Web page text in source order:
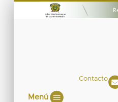
Contacto
Menú